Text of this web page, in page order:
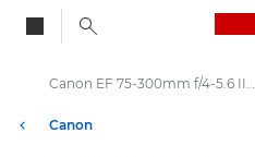
Canon
Canon EF 75-300mm f/4-5.6 III USM - Lenses - Camera & Photo lenses